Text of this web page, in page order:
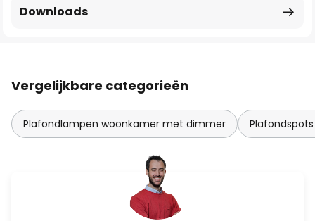
Downloads
Vergelijkbare categorieën
Plafondlampen woonkamer met dimmer